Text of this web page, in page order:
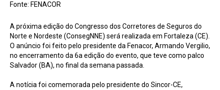
Fonte: FENACOR
A próxima edição do Congresso dos Corretores de Seguros do
Norte e Nordeste (ConsegNNE) será realizada em Fortaleza (CE).
O anúncio foi feito pelo presidente da Fenacor, Armando Vergilio,
no encerramento da 6a edição do evento, que teve como palco
Salvador (BA), no final da semana passada.
A notícia foi comemorada pelo presidente do Sincor-CE,